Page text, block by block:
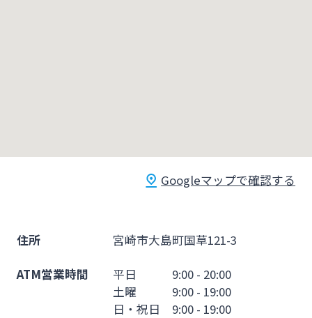
法人・個人事業主のお客さま
株主・投資家の皆さま
宮崎銀行について
Googleマップで確認する
住所 宮崎市大島町国草121-3
ATM営業時間
平日 9:00 - 20:00
土曜 9:00 - 19:00
日・祝日 9:00 - 19:00